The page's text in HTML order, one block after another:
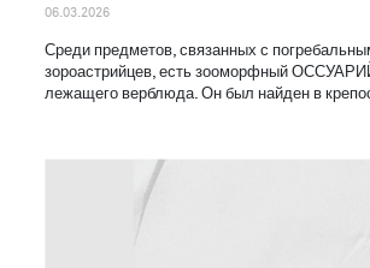
06.03.2026
Среди предметов, связанных с
зороастрийцев, есть зооморфный
лежащего верблюда. Он был найден в